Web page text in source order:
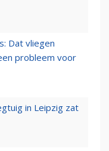
Dat vliegen
probleem voor
in Leipzig zat